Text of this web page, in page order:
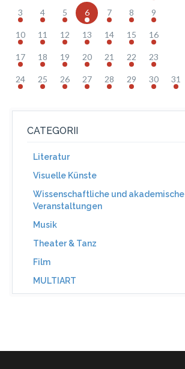
3 4 5 6 7 8 9
10 11 12 13 14 15 16
17 18 19 20 21 22 23
24 25 26 27 28 29 30 31
CATEGORII
Literatur
Visuelle Künste
Wissenschaftliche und akademische
Veranstaltungen
Musik
Theater & Tanz
Film
MULTIART